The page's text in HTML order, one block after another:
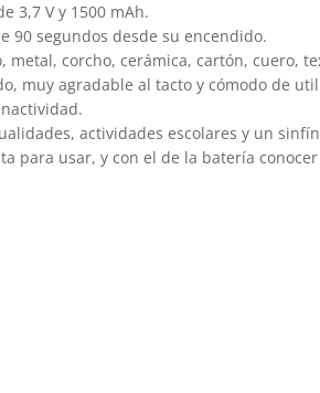
3,7 V y 1500 mAh.
90 segundos desde su encendido.
corcho, cerámica, cartón, cuero,
muy agradable al tacto y cómodo de
actividades escolares y un
para usar, y con el de la batería